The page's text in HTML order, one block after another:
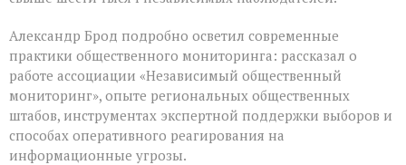
Александр Брод подробно осветил современные
практики общественного мониторинга: рассказал о
работе ассоциации «Независимый общественный
мониторинг», опыте региональных общественных
штабов, инструментах экспертной поддержки выборов и
способах оперативного реагирования на
информационные угрозы.